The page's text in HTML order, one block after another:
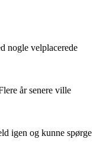
nogle velplacerede
år senere ville
igen og kunne spørge